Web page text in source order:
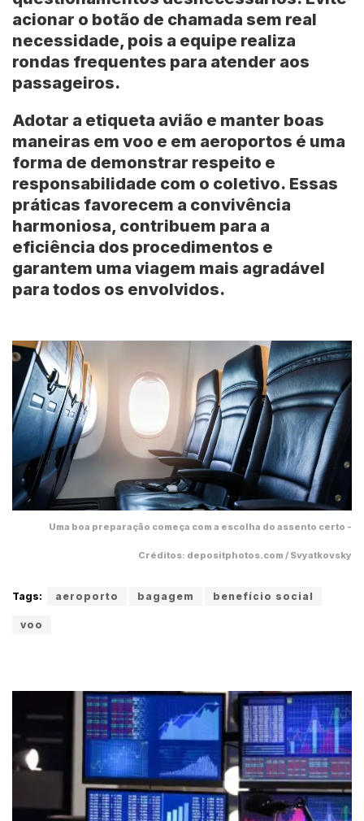
acionar o botão de chamada sem real
necessidade, pois a equipe realiza
rondas frequentes para atender aos
passageiros.
Adotar a etiqueta avião e manter boas
maneiras em voo e em aeroportos é uma
forma de demonstrar respeito e
responsabilidade com o coletivo. Essas
práticas favorecem a convivência
harmoniosa, contribuem para a
eficiência dos procedimentos e
garantem uma viagem mais agradável
para todos os envolvidos.
Uma boa preparação começa com a escolha do assento certo -
Créditos: depositphotos.com / Svyatkovsky
Tags: aeroporto bagagem benefício social
voo